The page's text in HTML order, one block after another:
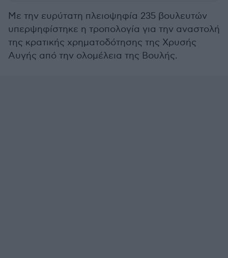
Με την ευρύτατη πλειοψηφία 235 βουλευτών
υπερψηφίστηκε η τροπολογία για την αναστολή
της κρατικής χρηματοδότησης της Χρυσής
Αυγής από την ολομέλεια της Βουλής.